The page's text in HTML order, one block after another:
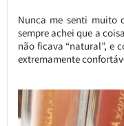
Nunca me senti muito
sempre achei que a
não ficava “natural”, e
extremamente